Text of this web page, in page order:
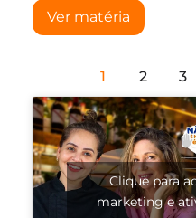
Ver matéria
1 2 3
Clique para
marketing e